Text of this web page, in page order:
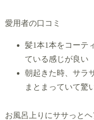
愛用者の口コミ
髪1本1本をコーテ
ている感じが良い
朝起きた時、サラ
まとまっていて驚
お風呂上りにササっと